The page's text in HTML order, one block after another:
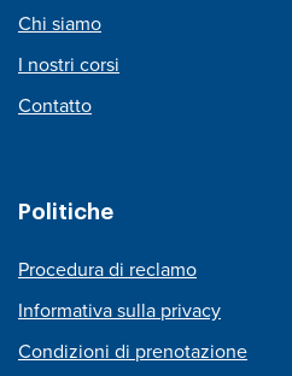
Chi siamo
I nostri corsi
Contatto
Politiche
Procedura di reclamo
Informativa sulla privacy
Condizioni di prenotazione